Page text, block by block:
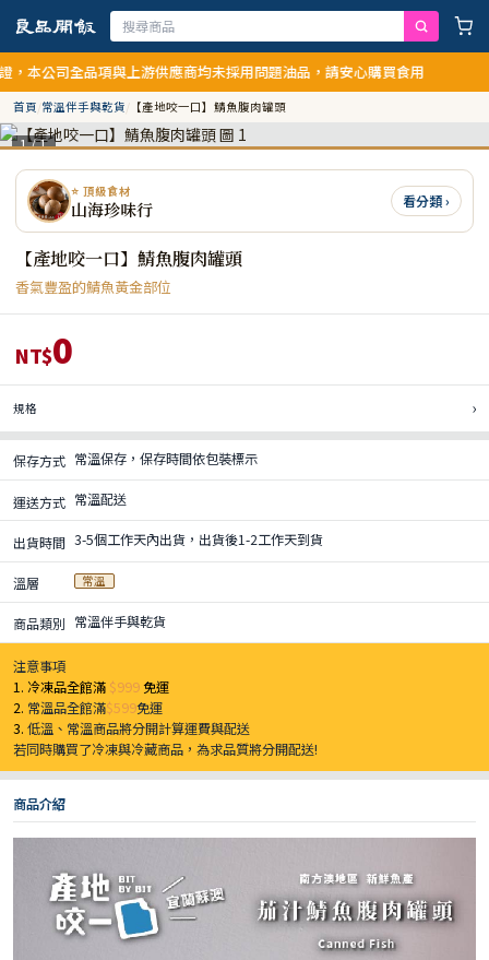
公司全品項與上游供應商均未採用問題油品，請安心購買食用
首頁/常溫伴手與乾貨/ 【產地咬一口】鯖魚腹肉罐頭
1 / 1
⭐ 頂級食材
山海珍味行 看分類 ›
【產地咬一口】鯖魚腹肉罐頭
香氣豐盈的鯖魚黃金部位
NT$0
規格 ›
保存方式 常溫保存，保存時間依包裝標示
運送方式 常溫配送
出貨時間 3-5個工作天內出貨，出貨後1-2工作天到貨
溫層 常溫
商品類別 常溫伴手與乾貨
注意事項
1. 冷凍品全館滿 $999免運
2. 常溫品全館滿$599免運
3.低溫、常溫商品將分開計算運費與配送
若同時購買了冷凍與冷藏商品，為求品質將分開配送!
商品介紹